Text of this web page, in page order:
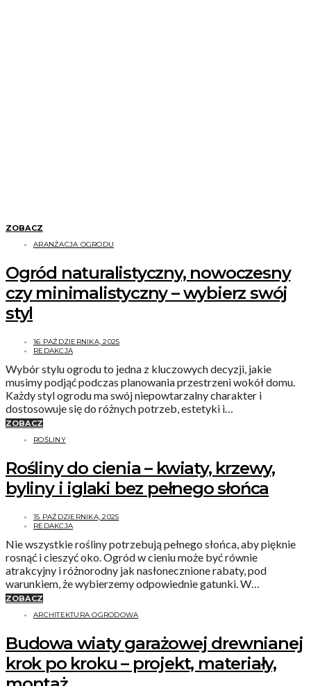
ZOBACZ
ARANŻACJA OGRODU
Ogród naturalistyczny, nowoczesny
czy minimalistyczny – wybierz swój
styl
16 PAŹDZIERNIKA, 2025
REDAKCJA
Wybór stylu ogrodu to jedna z kluczowych decyzji, jakie
musimy podjąć podczas planowania przestrzeni wokół domu.
Każdy styl ogrodu ma swój niepowtarzalny charakter i
dostosowuje się do różnych potrzeb, estetyki i…
ZOBACZ
ROŚLINY
Rośliny do cienia – kwiaty, krzewy,
byliny i iglaki bez pełnego słońca
15 PAŹDZIERNIKA, 2025
REDAKCJA
Nie wszystkie rośliny potrzebują pełnego słońca, aby pięknie
rosnąć i cieszyć oko. Ogród w cieniu może być równie
atrakcyjny i różnorodny jak nasłonecznione rabaty, pod
warunkiem, że wybierzemy odpowiednie gatunki. W…
ZOBACZ
ARCHITEKTURA OGRODOWA
Budowa wiaty garażowej drewnianej
krok po kroku – projekt, materiały,